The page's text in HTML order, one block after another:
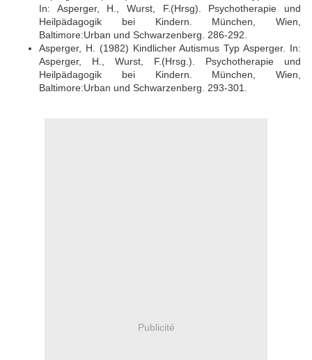
In: Asperger, H., Wurst, F.(Hrsg). Psychotherapie und
Heilpädagogik bei Kindern. München, Wien,
Baltimore:Urban und Schwarzenberg. 286-292.
Asperger, H. (1982) Kindlicher Autismus Typ Asperger. In:
Asperger, H., Wurst, F.(Hrsg.). Psychotherapie und
Heilpädagogik bei Kindern. München, Wien,
Baltimore:Urban und Schwarzenberg. 293-301.
Publicité